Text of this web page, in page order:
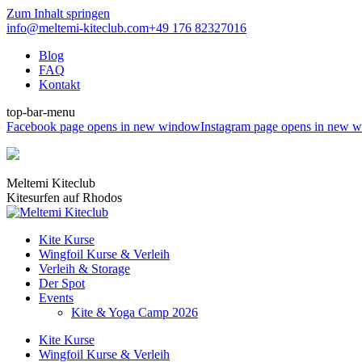
Zum Inhalt springen
info@meltemi-kiteclub.com+49 176 82327016
Blog
FAQ
Kontakt
top-bar-menu
Facebook page opens in new windowInstagram page opens in new
Meltemi Kiteclub
Kitesurfen auf Rhodos
Kite Kurse
Wingfoil Kurse & Verleih
Verleih & Storage
Der Spot
Events
Kite & Yoga Camp 2026
Kite Kurse
Wingfoil Kurse & Verleih